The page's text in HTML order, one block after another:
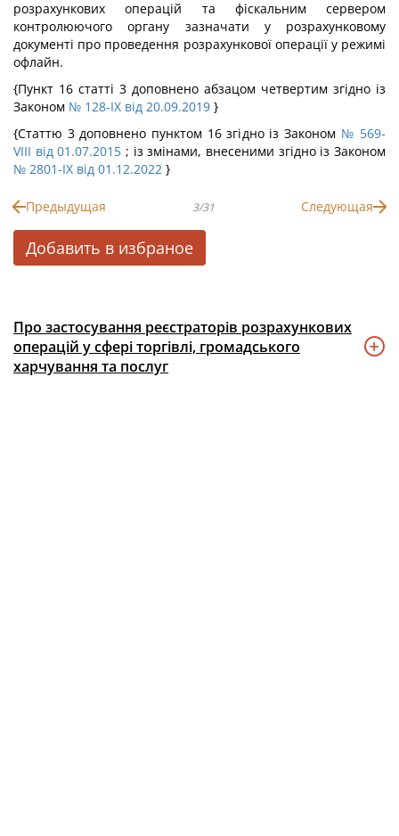
розрахункових операцій та фіскальним сервером
контролюючого органу зазначати у розрахунковому
документі про проведення розрахункової операції у режимі
офлайн.
{Пункт 16 статті 3 доповнено абзацом четвертим згідно із
Законом № 128-IX від 20.09.2019 }
{Статтю 3 доповнено пунктом 16 згідно із Законом № 569-
VIII від 01.07.2015 ; із змінами, внесеними згідно із Законом
№ 2801-IX від 01.12.2022 }
Предыдущая 3/31 Следующая
Добавить в избраное
Про застосування реєстраторів розрахункових
операцій у сфері торгівлі, громадського
харчування та послуг